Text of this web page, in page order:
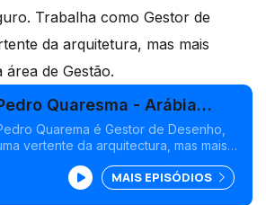
Trabalha como Gestor de
da arquitetura, mas mais
de Gestão.
Quaresma - Arábia
Quarema é Gestor de Desenho,
vertente da arquitectura, mas mais
na Arábia Saudita.
MAIS EPISÓDIOS